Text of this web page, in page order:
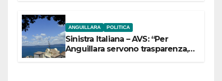
ANGUILLARA POLITICA
Sinistra Italiana – AVS: “Per
Anguillara servono trasparenza,